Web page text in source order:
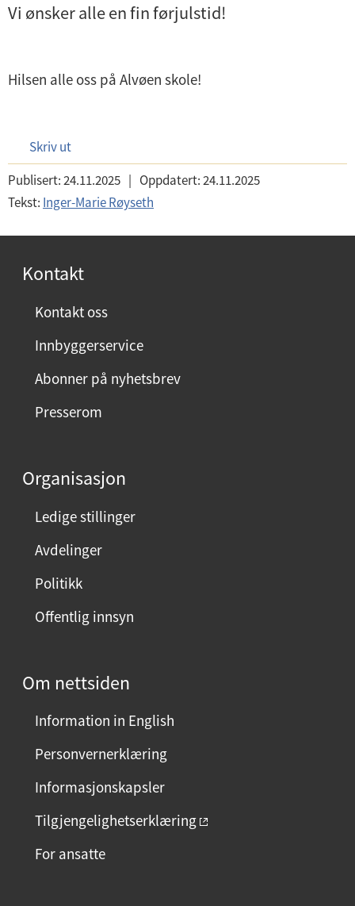
Vi ønsker alle en fin førjulstid!
Hilsen alle oss på Alvøen skole!
Skriv ut
Publisert:24.11.2025 | Oppdatert:24.11.2025
Tekst: Inger-Marie Røyseth
Kontakt
Kontakt oss
Innbyggerservice
Abonner på nyhetsbrev
Presserom
Organisasjon
Ledige stillinger
Avdelinger
Politikk
Offentlig innsyn
Om nettsiden
Information in English
Personvernerklæring
Informasjonskapsler
Tilgjengelighetserklæring
For ansatte